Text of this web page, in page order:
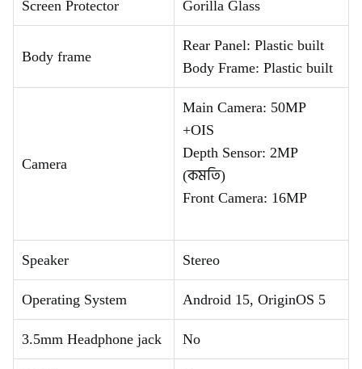
Screen Protector Gorilla Glass
Body frame
Rear Panel: Plastic built
Body Frame: Plastic built
Camera
Main Camera: 50MP
+OIS
Depth Sensor: 2MP
(কমতি)
Front Camera: 16MP
Speaker Stereo
Operating System Android 15, OriginOS 5
3.5mm Headphone jack No